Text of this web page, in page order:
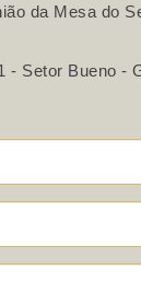
da Mesa do
- Setor Bueno -